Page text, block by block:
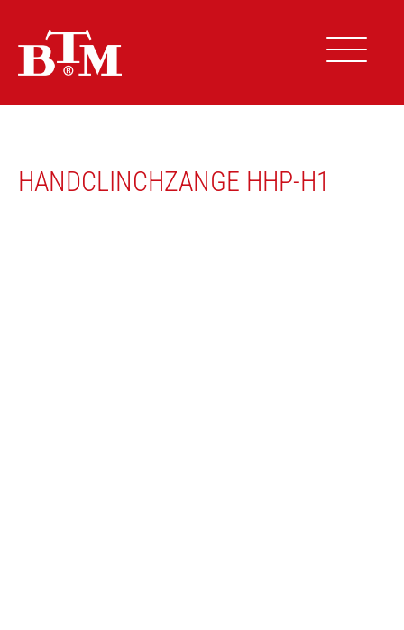
springen
HANDCLINCHZANGE HHP-H1